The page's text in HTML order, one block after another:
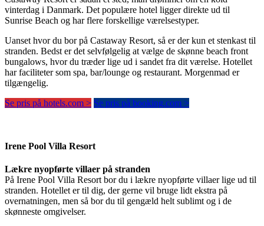
vinterdag i Danmark. Det populære hotel ligger direkte ud til
Sunrise Beach og har flere forskellige værelsestyper.
Uanset hvor du bor på Castaway Resort, så er der kun et stenkast til
stranden. Bedst er det selvfølgelig at vælge de skønne beach front
bungalows, hvor du træder lige ud i sandet fra dit værelse. Hotellet
har faciliteter som spa, bar/lounge og restaurant. Morgenmad er
tilgængelig.
Se pris på hotels.com > Se pris på booking.com >
Irene Pool Villa Resort
Lækre nyopførte villaer på stranden
På Irene Pool Villa Resort bor du i lækre nyopførte villaer lige ud til
stranden. Hotellet er til dig, der gerne vil bruge lidt ekstra på
overnatningen, men så bor du til gengæld helt sublimt og i de
skønneste omgivelser.